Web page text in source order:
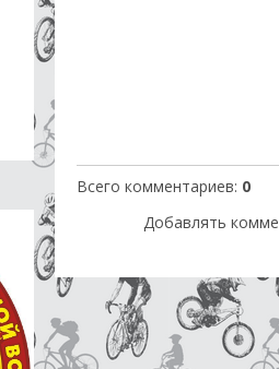
Всего комментариев: 0
Добавлять